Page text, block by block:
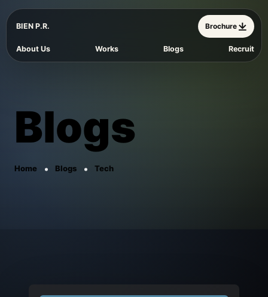
BIEN P.R.
About Us Works Blogs Recruit
Brochure
Blogs
Home Blogs Tech